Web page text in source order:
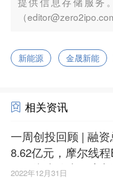
（
新能源 金晟新能
相关资讯
一周创投回顾 | 融
8.62亿元，摩尔线
亿；湖南跑出一家新
2022年12月31日